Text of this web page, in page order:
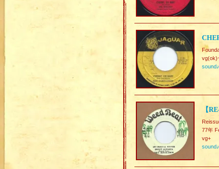
sound♪
【
77年
vg+
sound♪